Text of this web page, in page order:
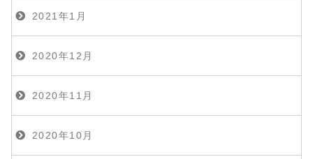
2021年1月
2020年12月
2020年11月
2020年10月